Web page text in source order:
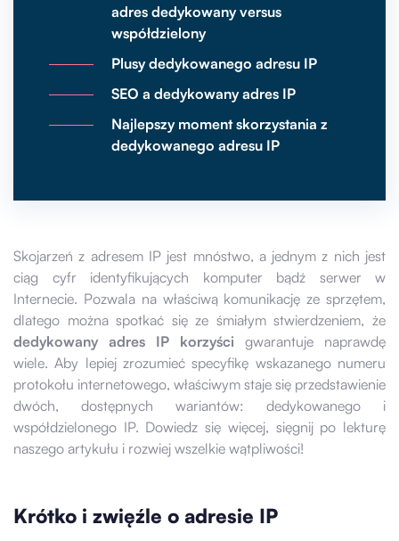
adres dedykowany versus
współdzielony
Plusy dedykowanego adresu IP
SEO a dedykowany adres IP
Najlepszy moment skorzystania z
dedykowanego adresu IP
Skojarzeń z adresem IP jest mnóstwo, a jednym z nich jest
ciąg cyfr identyfikujących komputer bądź serwer w
Internecie. Pozwala na właściwą komunikację ze sprzętem,
dlatego można spotkać się ze śmiałym stwierdzeniem, że
dedykowany adres IP korzyści gwarantuje naprawdę
wiele. Aby lepiej zrozumieć specyfikę wskazanego numeru
protokołu internetowego, właściwym staje się przedstawienie
dwóch, dostępnych wariantów: dedykowanego i
współdzielonego IP. Dowiedz się więcej, sięgnij po lekturę
naszego artykułu i rozwiej wszelkie wątpliwości!
Krótko i zwięźle o adresie IP